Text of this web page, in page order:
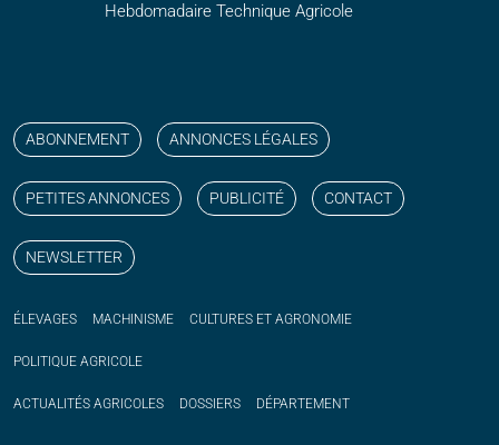
Hebdomadaire Technique Agricole
ABONNEMENT ANNONCES LÉGALES
PETITES ANNONCES PUBLICITÉ CONTACT
NEWSLETTER
ÉLEVAGES MACHINISME CULTURES ET AGRONOMIE
POLITIQUE AGRICOLE
ACTUALITÉS AGRICOLES DOSSIERS DÉPARTEMENT